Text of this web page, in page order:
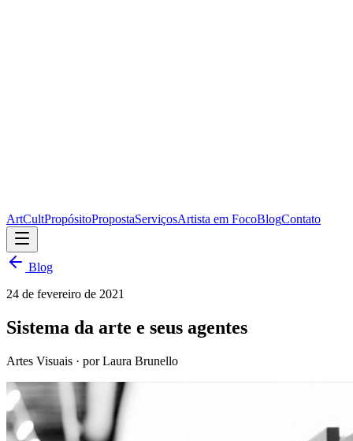
ArtCultPropósitoPropostaServiçosArtista em FocoBlogContato
Blog
24 de fevereiro de 2021
Sistema da arte e seus agentes
Artes Visuais · por Laura Brunello